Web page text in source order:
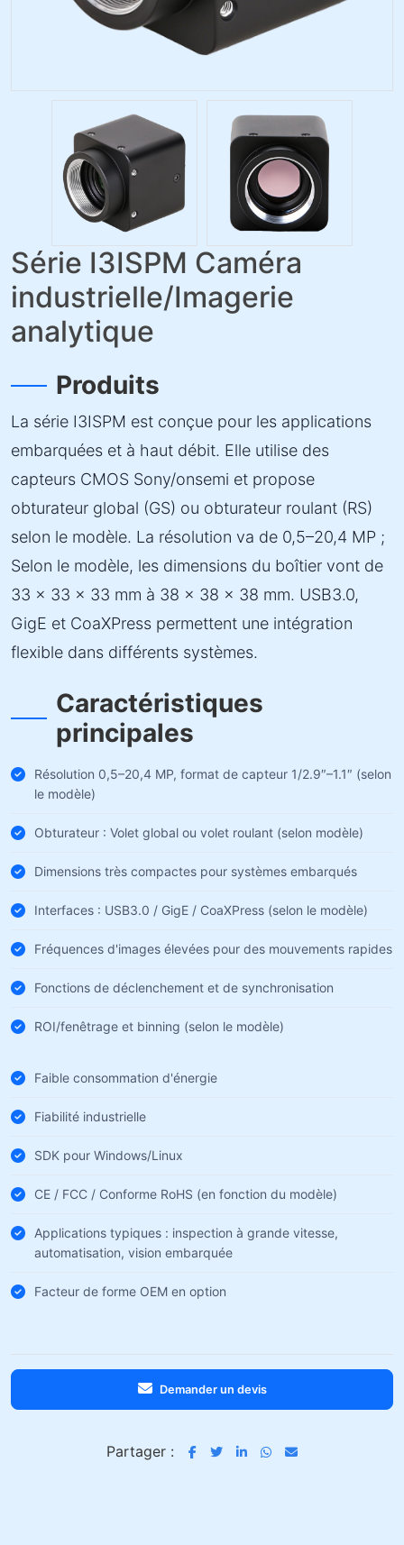
Série I3ISPM Caméra
industrielle/Imagerie
analytique
Produits
La série I3ISPM est conçue pour les applications
embarquées et à haut débit. Elle utilise des
capteurs CMOS Sony/onsemi et propose
obturateur global (GS) ou obturateur roulant (RS)
selon le modèle. La résolution va de 0,5–20,4 MP ;
Selon le modèle, les dimensions du boîtier vont de
33 × 33 × 33 mm à 38 × 38 × 38 mm. USB3.0,
GigE et CoaXPress permettent une intégration
flexible dans différents systèmes.
Caractéristiques
principales
Résolution 0,5–20,4 MP, format de capteur 1/2.9″–1.1″ (selon
le modèle)
Obturateur : Volet global ou volet roulant (selon modèle)
Dimensions très compactes pour systèmes embarqués
Interfaces : USB3.0 / GigE / CoaXPress (selon le modèle)
Fréquences d'images élevées pour des mouvements rapides
Fonctions de déclenchement et de synchronisation
ROI/fenêtrage et binning (selon le modèle)
Faible consommation d'énergie
Fiabilité industrielle
SDK pour Windows/Linux
CE / FCC / Conforme RoHS (en fonction du modèle)
Applications typiques : inspection à grande vitesse,
automatisation, vision embarquée
Facteur de forme OEM en option
Demander un devis
Partager :